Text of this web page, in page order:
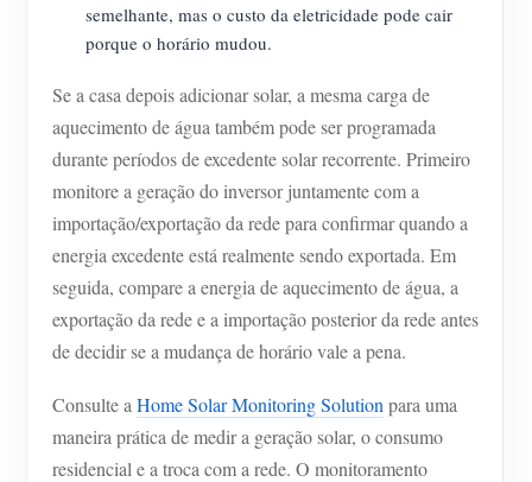
semelhante, mas o custo da eletricidade pode cair
porque o horário mudou.
Se a casa depois adicionar solar, a mesma carga de
aquecimento de água também pode ser programada
durante períodos de excedente solar recorrente. Primeiro
monitore a geração do inversor juntamente com a
importação/exportação da rede para confirmar quando a
energia excedente está realmente sendo exportada. Em
seguida, compare a energia de aquecimento de água, a
exportação da rede e a importação posterior da rede antes
de decidir se a mudança de horário vale a pena.
Consulte a Home Solar Monitoring Solution para uma
maneira prática de medir a geração solar, o consumo
residencial e a troca com a rede. O monitoramento